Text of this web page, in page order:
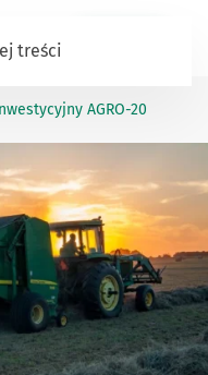
treści
AGRO-20